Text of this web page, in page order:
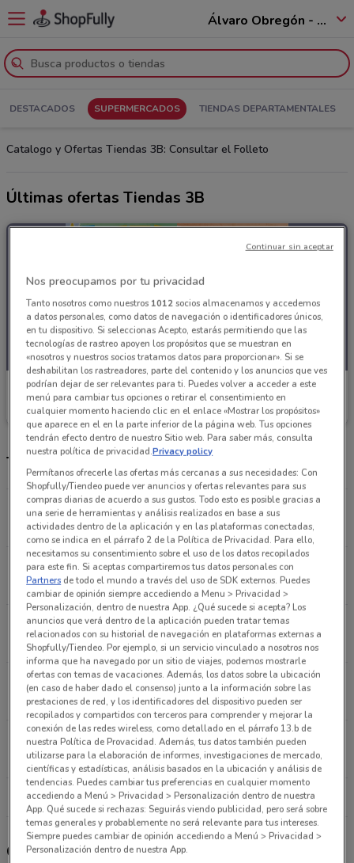
Álvaro Obregón - 01520
DESTACADOS SUPERMERCADOS TIENDAS DEPARTAMENTALES
Catalogo y Ofertas Tiendas 3B: Consultar el Folleto
Últimas ofertas Tiendas 3B
Tiendas 3B
Caduca el 31/08 481 m
Tiendas Tiendas 3B más cercanas
Av. Coyoacán 425 Benito Juárez
481 m
ABIERTO
Avenida Coyoacán No 896 Benito Juarez
732 m
ABIERTO
Porfirio Diaz s/n Ciudad De México
982 m
Porfirio Diaz s/n Cdmx
982 m
Gabriel Mancera No 154 Cdmx
1.2 km
ABIERTO
Todas las tiendas Tiendas 3B
Otros catálogos cercanos
Nos preocupamos por tu privacidad
Tanto nosotros como nuestros 1012socios almacenamos y accedemos
a datos personales, como datos de navegación o identificadores únicos,
en tu dispositivo. Si seleccionas Acepto, estarás permitiendo que las
tecnologías de rastreo apoyen los propósitos que se muestran en
«nosotros y nuestros socios tratamos datos para proporcionar». Si se
deshabilitan los rastreadores, parte del contenido y los anuncios que ves
podrían dejar de ser relevantes para ti. Puedes volver a acceder a este
menú para cambiar tus opciones o retirar el consentimiento en
cualquier momento haciendo clic en el enlace «Mostrar los propósitos»
que aparece en el en la parte inferior de la página web. Tus opciones
tendrán efecto dentro de nuestro Sitio web. Para saber más, consulta
nuestra política de privacidad.Privacy policy
Permítanos ofrecerle las ofertas más cercanas a sus necesidades: Con
Shopfully/Tiendeo puede ver anuncios y ofertas relevantes para sus
compras diarias de acuerdo a sus gustos. Todo esto es posible gracias a
una serie de herramientas y análisis realizados en base a sus
actividades dentro de la aplicación y en las plataformas conectadas,
como se indica en el párrafo 2 de la Política de Privacidad. Para ello,
necesitamos su consentimiento sobre el uso de los datos recopilados
para este fin. Si aceptas compartiremos tus datos personales con
Partners de todo el mundo a través del uso de SDK externos. Puedes
cambiar de opinión siempre accediendo a Menu > Privacidad >
Personalización, dentro de nuestra App. ¿Qué sucede si acepta? Los
anuncios que verá dentro de la aplicación pueden tratar temas
relacionados con su historial de navegación en plataformas externas a
Shopfully/Tiendeo. Por ejemplo, si un servicio vinculado a nosotros nos
informa que ha navegado por un sitio de viajes, podemos mostrarle
ofertas con temas de vacaciones. Además, los datos sobre la ubicación
(en caso de haber dado el consenso) junto a la información sobre las
prestaciones de red, y los identificadores del dispositivo pueden ser
recopilados y compartidos con terceros para comprender y mejorar la
conexión de las redes wireless, como detallado en el párrafo 13.b de
nuestra Política de Provacidad. Además, tus datos también pueden
utilizarse para la elaboración de informes, investigaciones de mercado,
científicas y estadísticas, análisis basados en la ubicación y análisis de
tendencias. Puedes cambiar tus preferencias en cualquier momento
accediendo a Menú > Privacidad > Personalización dentro de nuestra
App. Qué sucede si rechazas: Seguirás viendo publicidad, pero será sobre
temas generales y probablemente no será relevante para tus intereses.
Siempre puedes cambiar de opinión accediendo a Menú > Privacidad >
Personalización dentro de nuestra App.
Continuar sin aceptar